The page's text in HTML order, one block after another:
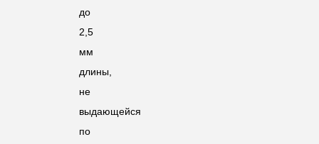
до
2,5
мм
длины,
не
выдающейся
по